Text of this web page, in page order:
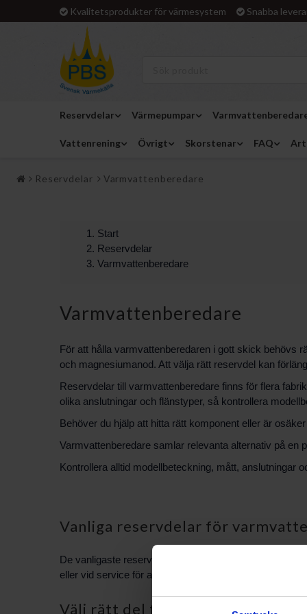
Kvalitetsprodukter för värmesystem Snabba
Reservdelar Värmepumpar
Vattenrening Övrigt Skorstenar FAQ
Reservdelar Varmvattenberedare
Start
Reservdelar
Varmvattenberedare
Varmvattenberedare
För att hålla varmvattenberedaren i gott skick behövs
och magnesiumanod. Att välja rätt reservdel kan
Reservdelar till varmvattenberedare finns för flera
olika anslutningar och flänstyper, så kontrollera
Behöver du hjälp att hitta rätt komponent eller är
Varmvattenberedare samlar relevanta alternativ på en
Kontrollera alltid modellbeteckning, mått, anslutningar
Vanliga reservdelar för
De vanligaste reservdelarna till varmvattenberedare
eller vid service för att återställa funktion och säkerhet.
Välj rätt del för din